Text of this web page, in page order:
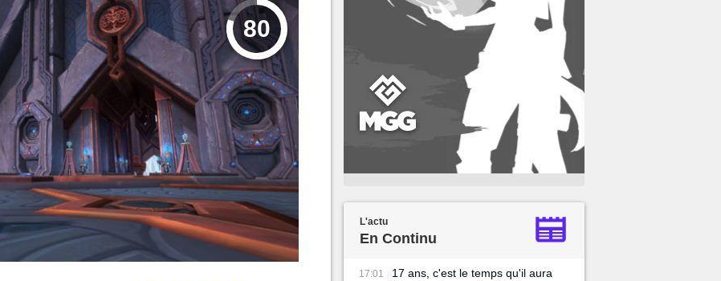
80
L'actu
En Continu
17:01
17 ans, c'est le temps qu'il aura